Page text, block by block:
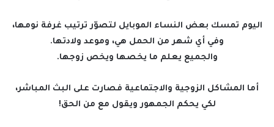
اليوم تمسك بعض النساء الموبايل لتصوّر ترتيب غرفة نومها،
وفي أي شهر من الحمل هي، وموعد ولادتها.
والجميع يعلم ما يخصها ويخص زوجها.
أما المشاكل الزوجية والاجتماعية فصارت على البث المباشر،
لكي يحكم الجمهور ويقول مع من الحق!